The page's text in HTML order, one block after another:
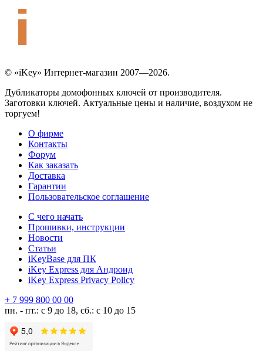
© «iKey» Интернет-магазин 2007—2026.
Дубликаторы домофонных ключей от производителя.
Заготовки ключей. Актуальные цены и наличие, воздухом не
торгуем!
О фирме
Контакты
Форум
Как заказать
Доставка
Гарантии
Пользовательское соглашение
С чего начать
Прошивки, инструкции
Новости
Статьи
iKeyBase для ПК
iKey Express для Андроид
iKey Express Privacy Policy
+ 7 999 800 00 00
пн. - пт.: с 9 до 18, сб.: с 10 до 15